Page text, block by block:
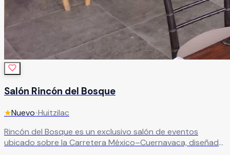
Salón Rincón del Bosque
★Nuevo•Huitzilac
Rincón del Bosque es un exclusivo salón de eventos
ubicado sobre la Carretera México–Cuernavaca, diseñado